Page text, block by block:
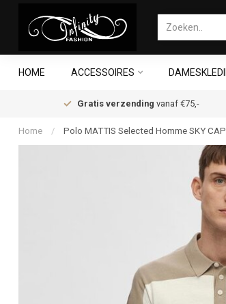
HOME ACCESSOIRES
Gratis verzending vanaf €75,-
Home / Polo MATTIS Selected Homme SKY